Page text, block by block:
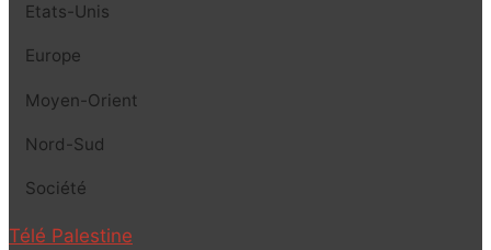
Etats-Unis
Europe
Moyen-Orient
Nord-Sud
Société
Télé Palestine